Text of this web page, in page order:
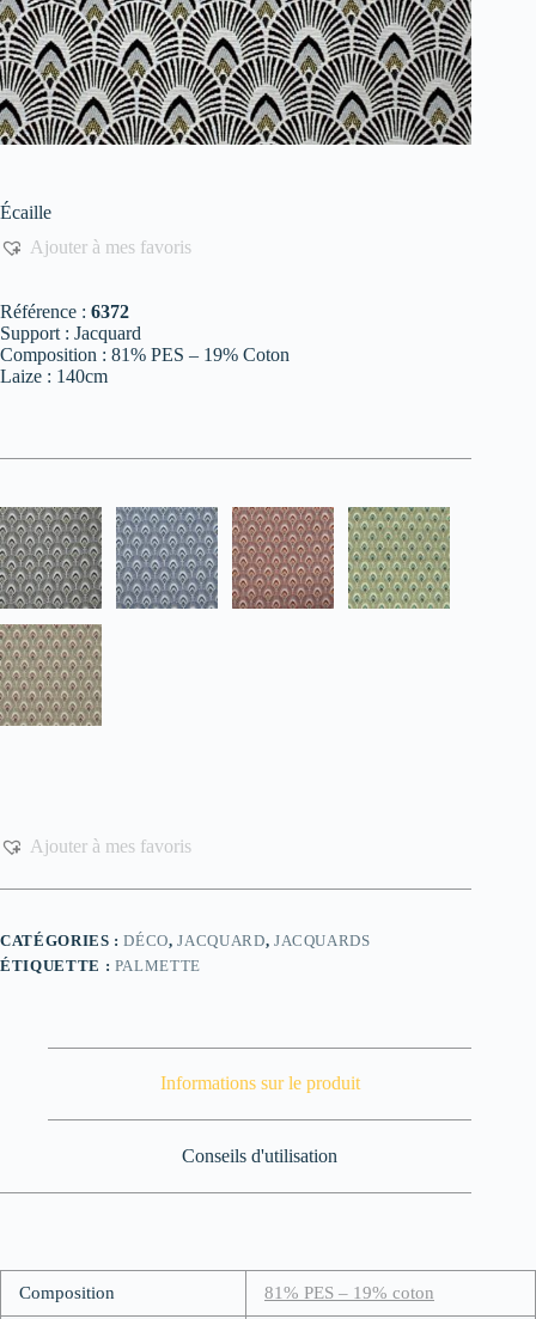
Écaille
Ajouter à mes favoris
Référence : 6372
Support : Jacquard
Composition : 81% PES – 19% Coton
Laize : 140cm
Ajouter à mes favoris
CATÉGORIES :DÉCO,JACQUARD, JACQUARDS
ÉTIQUETTE : PALMETTE
Informations sur le produit
Conseils d'utilisation
Composition 81% PES – 19% coton